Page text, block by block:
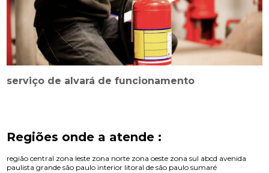
serviço de alvará de funcionamento
Regiões onde a atende :
região central zona leste zona norte zona oeste zona sul abcd avenida
paulista grande são paulo interior litoral de são paulo sumaré